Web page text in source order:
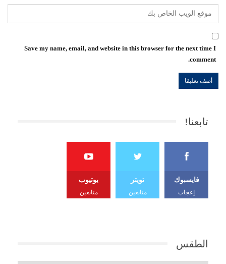
Save my name, email, and website in this browser for the next time I
comment.
تابعنا!
فايسبوك
إعجاب
تويتر
متابعين
يوتيوب
متابعين
الطقس